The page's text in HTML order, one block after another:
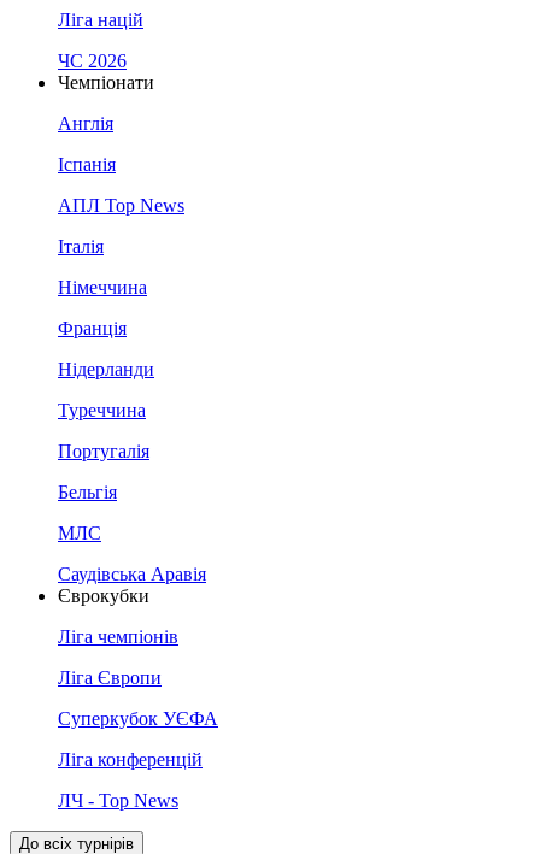
Ліга націй
ЧС 2026
Чемпіонати
Англія
Іспанія
АПЛ Top News
Італія
Німеччина
Франція
Нідерланди
Туреччина
Португалія
Бельгія
МЛС
Саудівська Аравія
Єврокубки
Ліга чемпіонів
Ліга Європи
Суперкубок УЄФА
Ліга конференцій
ЛЧ - Top News
До всіх турнірів